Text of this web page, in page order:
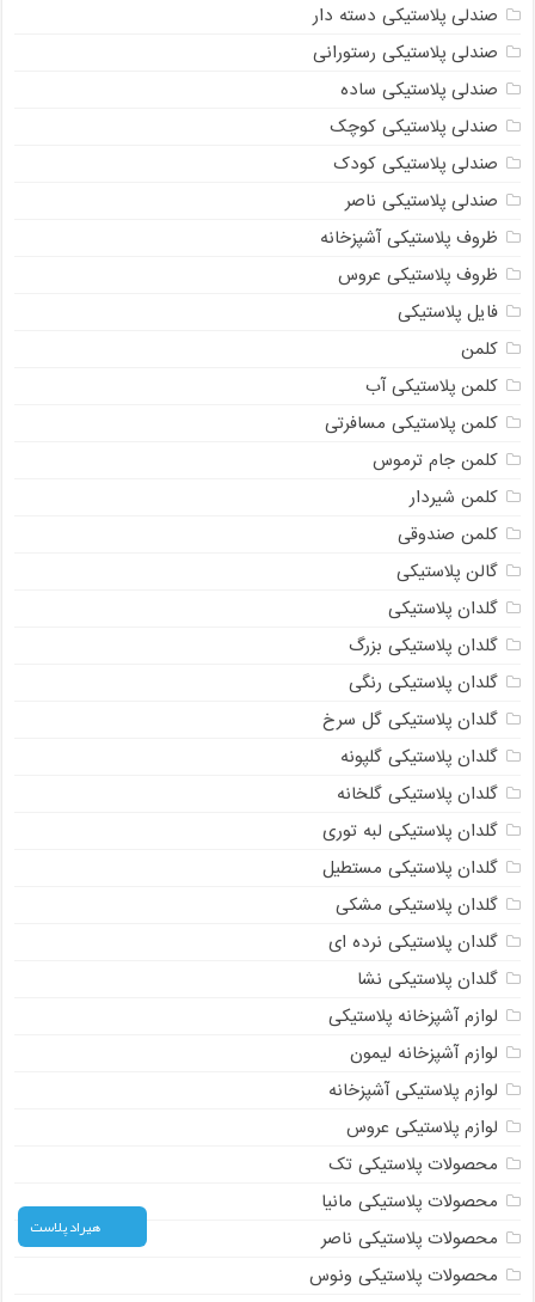
صندلی پلاستیکی دسته دار
صندلی پلاستیکی رستورانی
صندلی پلاستیکی ساده
صندلی پلاستیکی کوچک
صندلی پلاستیکی کودک
صندلی پلاستیکی ناصر
ظروف پلاستیکی آشپزخانه
ظروف پلاستیکی عروس
فایل پلاستیکی
کلمن
کلمن پلاستیکی آب
کلمن پلاستیکی مسافرتی
کلمن جام ترموس
کلمن شیردار
کلمن صندوقی
گالن پلاستیکی
گلدان پلاستیکی
گلدان پلاستیکی بزرگ
گلدان پلاستیکی رنگی
گلدان پلاستیکی گل سرخ
گلدان پلاستیکی گلپونه
گلدان پلاستیکی گلخانه
گلدان پلاستیکی لبه توری
گلدان پلاستیکی مستطیل
گلدان پلاستیکی مشکی
گلدان پلاستیکی نرده ای
گلدان پلاستیکی نشا
لوازم آشپزخانه پلاستیکی
لوازم آشپزخانه لیمون
لوازم پلاستیکی آشپزخانه
لوازم پلاستیکی عروس
محصولات پلاستیکی تک
محصولات پلاستیکی مانیا
محصولات پلاستیکی ناصر
محصولات پلاستیکی ونوس
هیراد پلاست